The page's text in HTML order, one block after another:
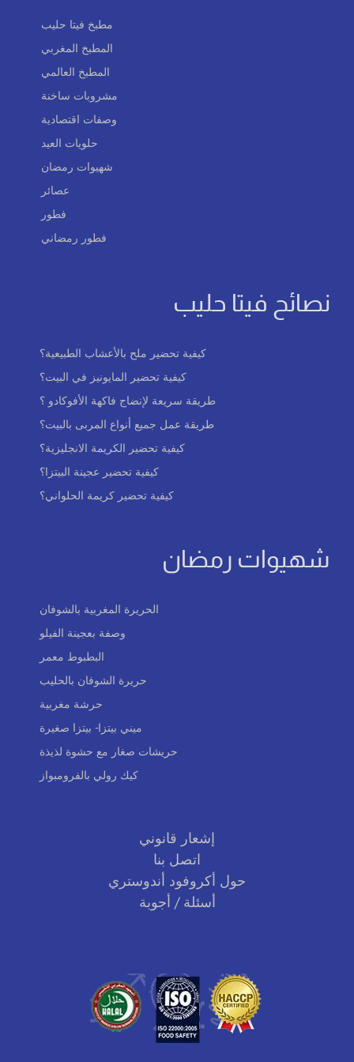
مطبخ فيتا حليب
المطبخ المغربي
المطبخ العالمي
مشروبات ساخنة
وصفات اقتصادية
حلويات العيد
شهيوات رمضان
عصائر
فطور
فطور رمضاني
نصائح فيتا حليب
كيفية تحضير ملح بالأعشاب الطبيعية؟
كيفية تحضير المايونيز في البيت؟
طريقة سريعة لإنضاج فاكهة الأفوكادو ؟
طريقة عمل جميع أنواع المربى بالبيت؟
كيفية تحضير الكريمة الانجليزية؟
كيفية تحضير عجينة البيتزا؟
كيفية تحضير كريمة الحلواني؟
شهيوات رمضان
الحريرة المغربية بالشوفان
وصفة بعجينة الفيلو
البطبوط معمر
حريرة الشوفان بالحليب
حرشة مغربية
ميني بيتزا- بيتزا صغيرة
حريشات صغار مع حشوة لذيذة
كيك رولي بالفرومبواز
إشعار قانوني
اتصل بنا
حول أكروفود أندوستري
أسئلة / أجوبة